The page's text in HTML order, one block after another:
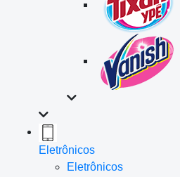
Eletrônicos
Eletrônicos